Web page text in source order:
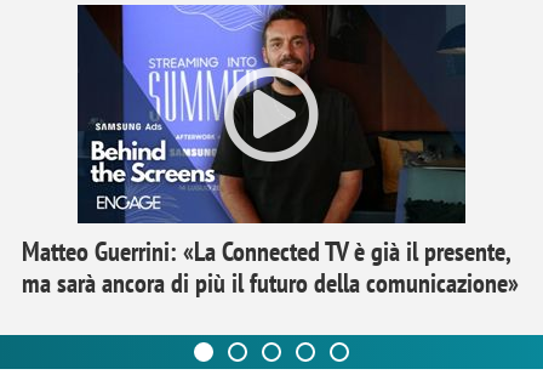
Matteo Guerrini: «La Connected TV è già il presente,
ma sarà ancora di più il futuro della comunicazione»